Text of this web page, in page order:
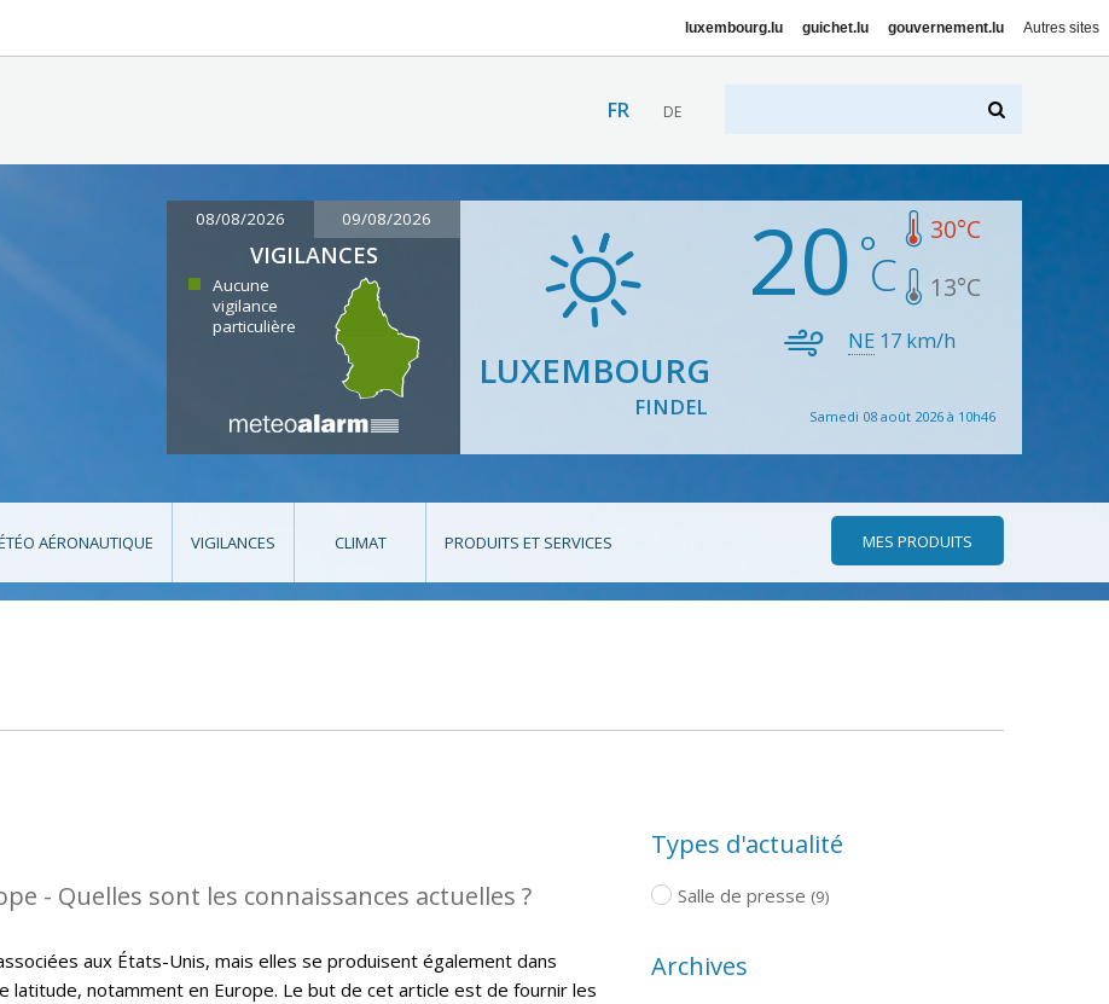
luxembourg.lu guichet.lu gouvernement.lu Autres sites
FR DE
08/08/2026 09/08/2026
VIGILANCES
Aucune
vigilance
particulière
LUXEMBOURG
FINDEL
20 30°C
13°C
NE 17 km/h
Samedi 08 août 2026 à 10h46
AÉRONAUTIQUE VIGILANCES CLIMAT PRODUITS ET SERVICES MES PRODUITS
- Quelles sont les connaissances actuelles ?
aux États-Unis, mais elles se produisent également dans
latitude, notamment en Europe. Le but de cet article est de fournir les
Types d'actualité
Salle de presse (9)
Archives